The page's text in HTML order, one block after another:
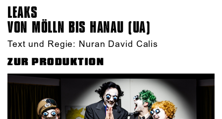
LEAKS
VON MÖLLN BIS HANAU (UA)
Text und Regie: Nuran David Calis
ZUR PRODUKTION